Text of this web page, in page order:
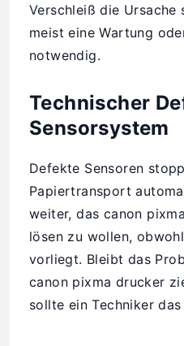
Verschleiß die Ursache
meist eine Wartung
notwendig.
Technischer
Sensorsystem
Defekte Sensoren
Papiertransport
weiter, das canon
lösen zu wollen,
vorliegt. Bleibt das
canon pixma drucker
sollte ein Techniker